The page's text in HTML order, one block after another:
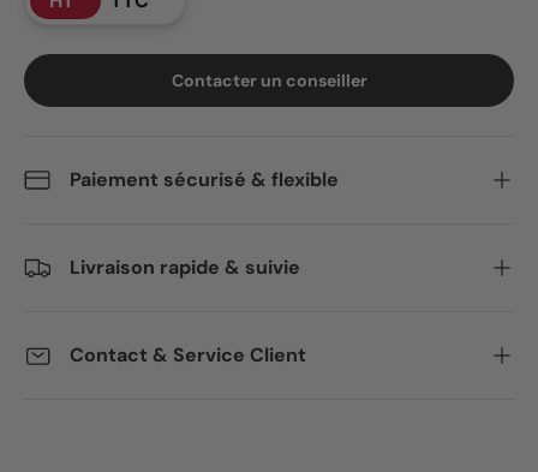
Contacter un conseiller
Paiement sécurisé & flexible
Livraison rapide & suivie
Contact & Service Client